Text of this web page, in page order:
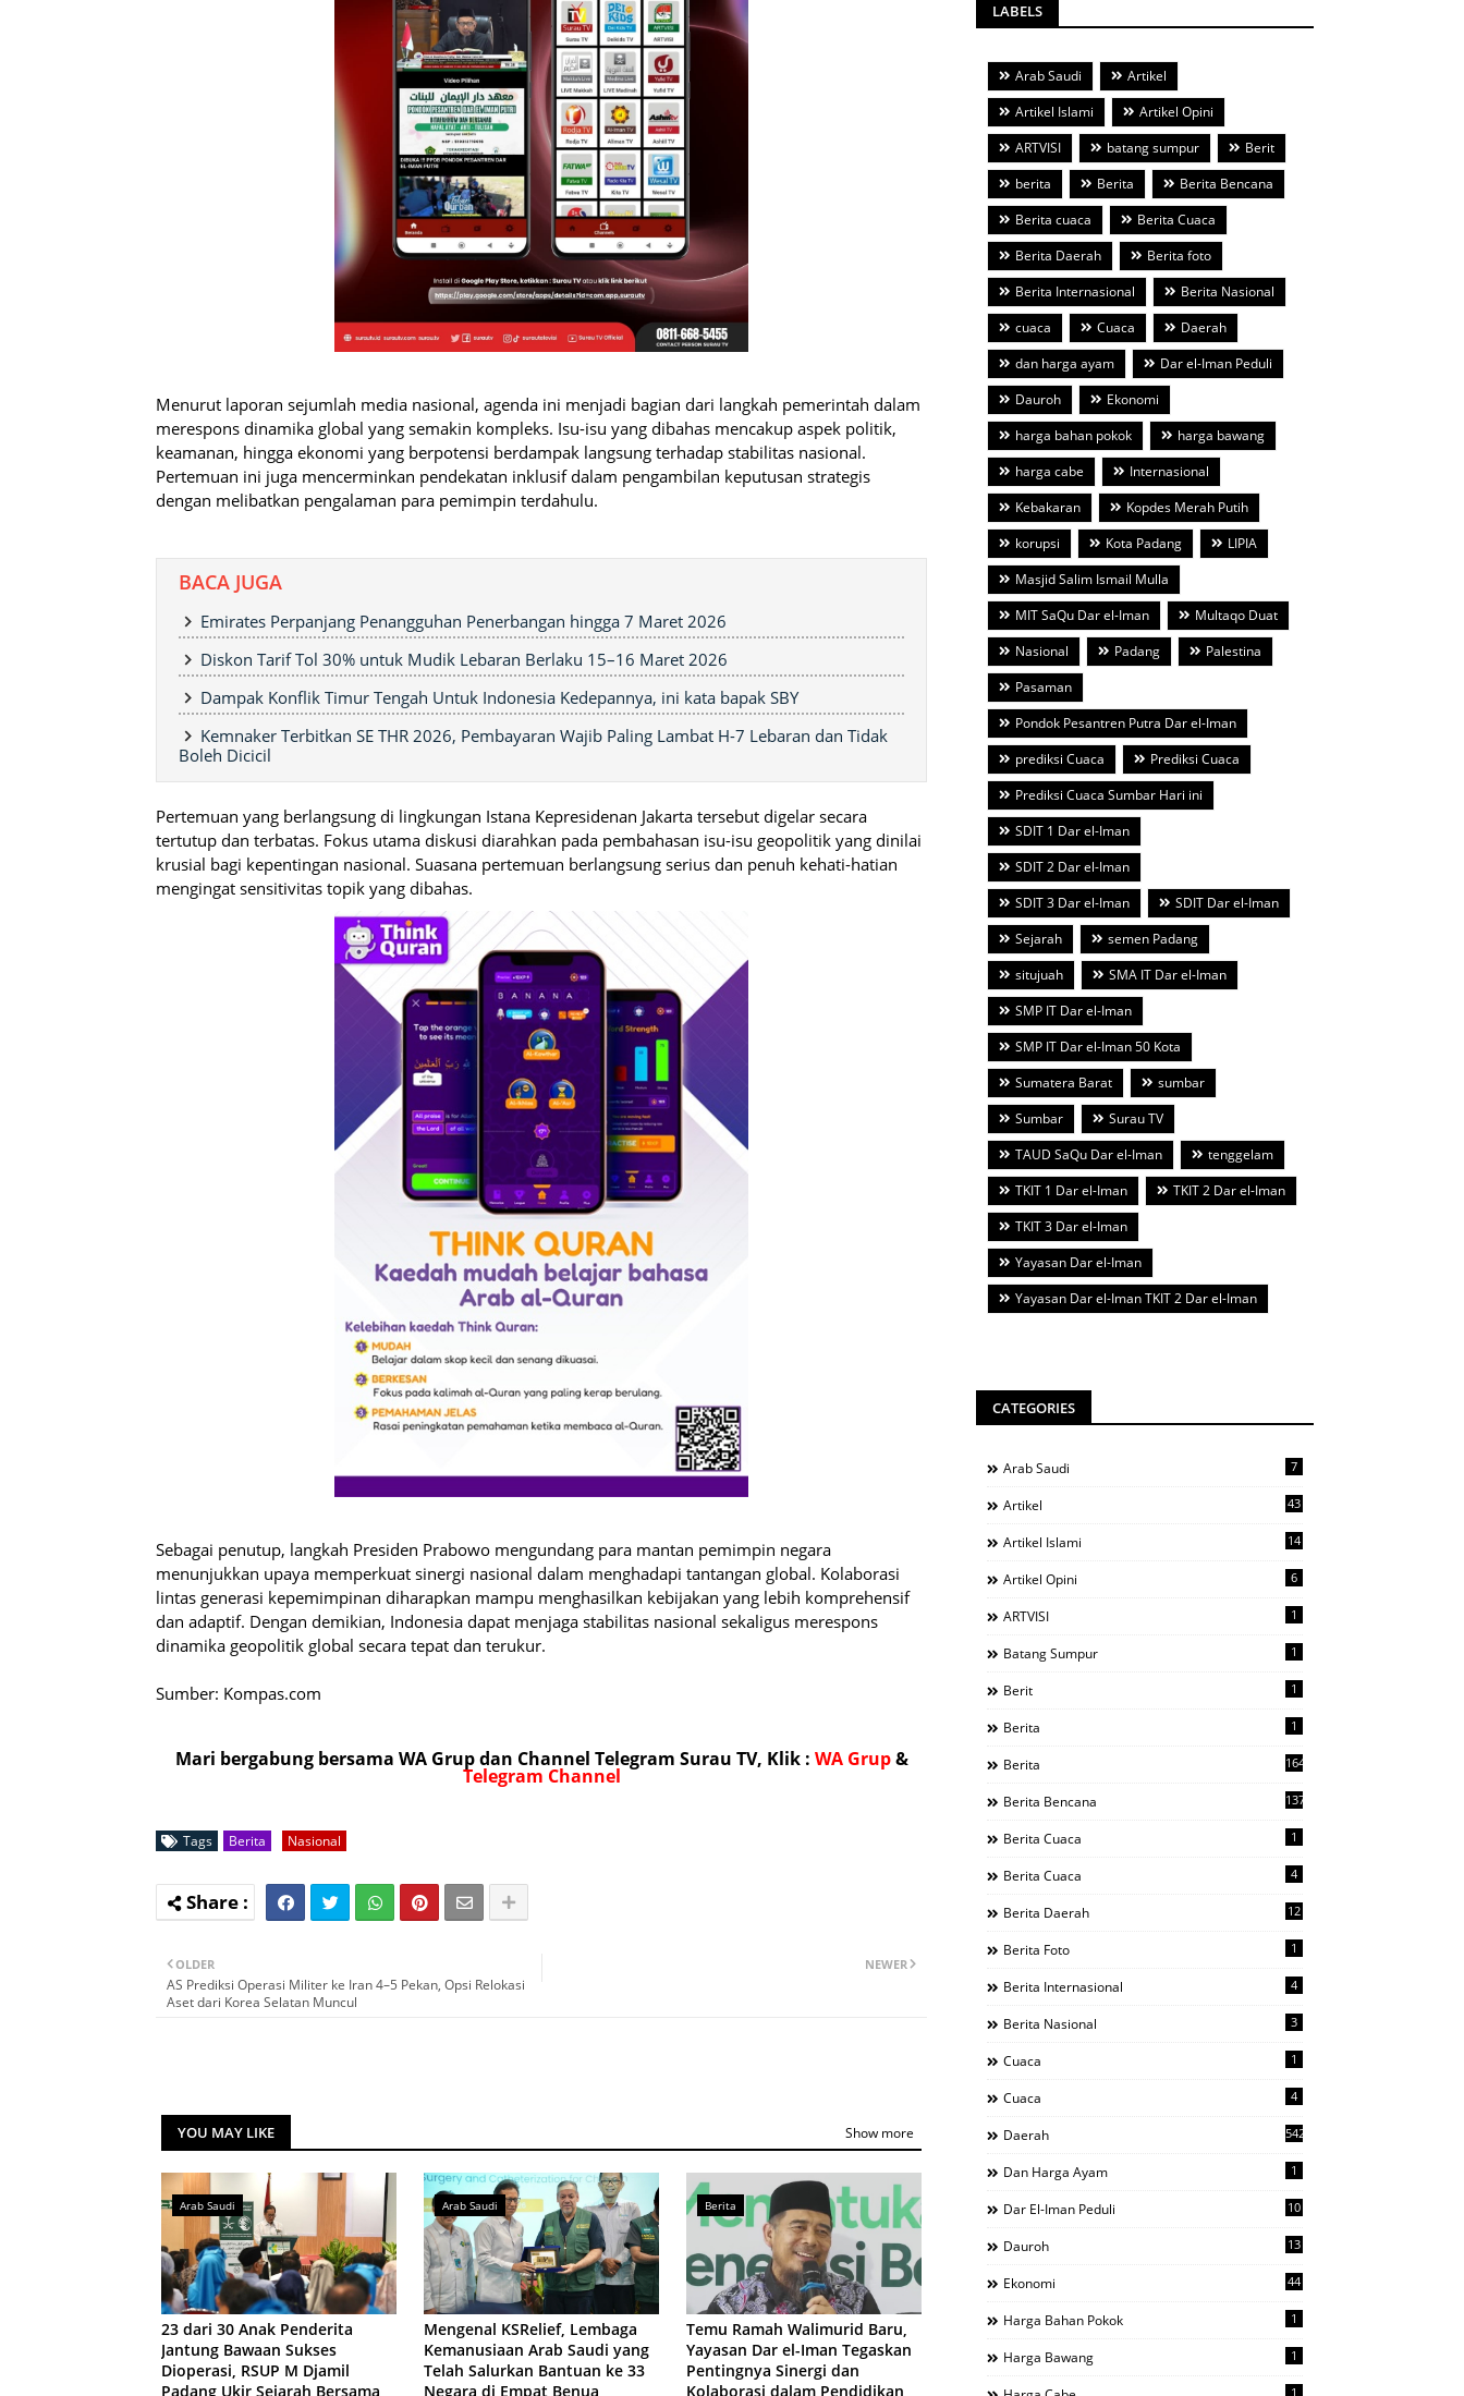
Menurut laporan sejumlah media nasional, agenda ini menjadi bagian dari langkah pemerintah dalam
merespons dinamika global yang semakin kompleks. Isu-isu yang dibahas mencakup aspek politik,
keamanan, hingga ekonomi yang berpotensi berdampak langsung terhadap stabilitas nasional.
Pertemuan ini juga mencerminkan pendekatan inklusif dalam pengambilan keputusan strategis
dengan melibatkan pengalaman para pemimpin terdahulu.
BACA JUGA
Emirates Perpanjang Penangguhan Penerbangan hingga 7 Maret 2026
Diskon Tarif Tol 30% untuk Mudik Lebaran Berlaku 15–16 Maret 2026
Dampak Konflik Timur Tengah Untuk Indonesia Kedepannya, ini kata bapak SBY
Kemnaker Terbitkan SE THR 2026, Pembayaran Wajib Paling Lambat H-7 Lebaran dan Tidak
Boleh Dicicil
Pertemuan yang berlangsung di lingkungan Istana Kepresidenan Jakarta tersebut digelar secara
tertutup dan terbatas. Fokus utama diskusi diarahkan pada pembahasan isu-isu geopolitik yang dinilai
krusial bagi kepentingan nasional. Suasana pertemuan berlangsung serius dan penuh kehati-hatian
mengingat sensitivitas topik yang dibahas.
Sebagai penutup, langkah Presiden Prabowo mengundang para mantan pemimpin negara
menunjukkan upaya memperkuat sinergi nasional dalam menghadapi tantangan global. Kolaborasi
lintas generasi kepemimpinan diharapkan mampu menghasilkan kebijakan yang lebih komprehensif
dan adaptif. Dengan demikian, Indonesia dapat menjaga stabilitas nasional sekaligus merespons
dinamika geopolitik global secara tepat dan terukur.
Sumber: Kompas.com
Mari bergabung bersama WA Grup dan Channel Telegram Surau TV, Klik : WA Grup&
Telegram Channel
Tags Berita Nasional
NEWER
OLDER
AS Prediksi Operasi Militer ke Iran 4–5 Pekan, Opsi Relokasi
Aset dari Korea Selatan Muncul
YOU MAY LIKE Show more
Arab Saudi
23 dari 30 Anak Penderita
Jantung Bawaan Sukses
Dioperasi, RSUP M Djamil
Padang Ukir Sejarah Bersama
Arab Saudi
Mengenal KSRelief, Lembaga
Kemanusiaan Arab Saudi yang
Telah Salurkan Bantuan ke 33
Negara di Empat Benua
Berita
Temu Ramah Walimurid Baru,
Yayasan Dar el-Iman Tegaskan
Pentingnya Sinergi dan
Kolaborasi dalam Pendidikan
LABELS
Arab Saudi
Artikel
Artikel Islami
Artikel Opini
ARTVISI
batang sumpur
Berit
berita
Berita
Berita Bencana
Berita cuaca
Berita Cuaca
Berita Daerah
Berita foto
Berita Internasional
Berita Nasional
cuaca
Cuaca
Daerah
dan harga ayam
Dar el-Iman Peduli
Dauroh
Ekonomi
harga bahan pokok
harga bawang
harga cabe
Internasional
Kebakaran
Kopdes Merah Putih
korupsi
Kota Padang
LIPIA
Masjid Salim Ismail Mulla
MIT SaQu Dar el-Iman
Multaqo Duat
Nasional
Padang
Palestina
Pasaman
Pondok Pesantren Putra Dar el-Iman
prediksi Cuaca
Prediksi Cuaca
Prediksi Cuaca Sumbar Hari ini
SDIT 1 Dar el-Iman
SDIT 2 Dar el-Iman
SDIT 3 Dar el-Iman
SDIT Dar el-Iman
Sejarah
semen Padang
situjuah
SMA IT Dar el-Iman
SMP IT Dar el-Iman
SMP IT Dar el-Iman 50 Kota
Sumatera Barat
sumbar
Sumbar
Surau TV
TAUD SaQu Dar el-Iman
tenggelam
TKIT 1 Dar el-Iman
TKIT 2 Dar el-Iman
TKIT 3 Dar el-Iman
Yayasan Dar el-Iman
Yayasan Dar el-Iman TKIT 2 Dar el-Iman
CATEGORIES
Arab Saudi 7
Artikel 43
Artikel Islami 14
Artikel Opini 6
ARTVISI 1
Batang Sumpur 1
Berit 1
Berita 1
Berita 1644
Berita Bencana 137
Berita Cuaca 1
Berita Cuaca 4
Berita Daerah 12
Berita Foto 1
Berita Internasional 4
Berita Nasional 3
Cuaca 1
Cuaca 4
Daerah 542
Dan Harga Ayam 1
Dar El-Iman Peduli 10
Dauroh 13
Ekonomi 44
Harga Bahan Pokok 1
Harga Bawang 1
1